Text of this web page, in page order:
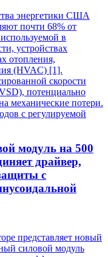
энергетики США
почти 68% от
в
устройствах
отопления,
(HVAC) [1].
скорости
потенциально
механические потери.
с регулируемой
модуль на 500
драйвер,
с
представляет новый
силовой модуль